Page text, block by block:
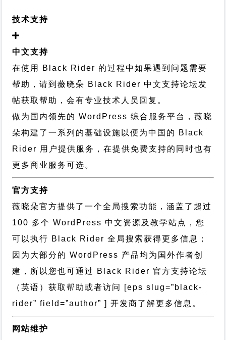
技术支持
中文支持
在使用 Black Rider 的过程中如果遇到问题需要
帮助，请到薇晓朵 Black Rider 中文支持论坛发
帖获取帮助，会有专业技术人员回复。
做为国内领先的 WordPress 综合服务平台，薇晓
朵构建了一系列的基础设施以便为中国的 Black
Rider 用户提供服务，在提供免费支持的同时也有
更多商业服务可选。
官方支持
薇晓朵官方提供了一个全局搜索功能，涵盖了超过
100 多个 WordPress 中文资源及教学站点，您
可以执行 Black Rider 全局搜索获得更多信息；
因为大部分的 WordPress 产品均为国外作者创
建，所以您也可通过 Black Rider 官方支持论坛
（英语）获取帮助或者访问 [eps slug=”black-
rider” field=”author” ] 开发商了解更多信息。
网站维护